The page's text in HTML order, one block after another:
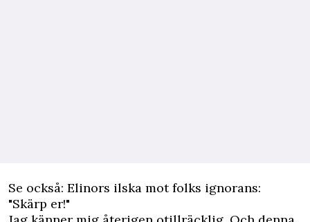
Se också: Elinors ilska mot folks ignorans:
"Skärp er!"